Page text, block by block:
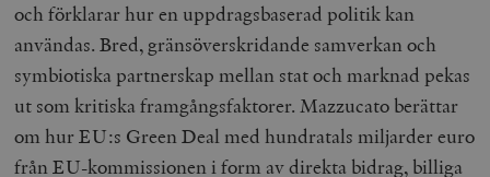
och förklarar hur en uppdragsbaserad politik kan
användas. Bred, gränsöverskridande samverkan och
symbiotiska partnerskap mellan stat och marknad pekas
ut som kritiska framgångsfaktorer. Mazzucato berättar
om hur EU:s Green Deal med hundratals miljarder euro
från EU-kommissionen i form av direkta bidrag, billiga